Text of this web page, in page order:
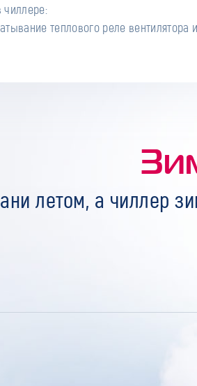
чиллере:
теплового реле вентилятора
летом, а чиллер